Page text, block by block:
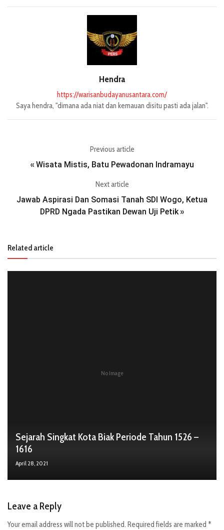
Hendra
https://warisanbudayanusantara.com/
Saya hendra, "dimana ada niat dan kemauan disitu pasti ada jalan".
Previous article
« Wisata Mistis, Batu Pewadonan Indramayu
Next article
Jawab Aspirasi Dan Somasi Tanah SDI Wogo, Ketua
DPRD Ngada Pastikan Dewan Uji Petik »
Related article
No Image
Sejarah Singkat Kota Biak Periode Tahun 1526 –
1616
April 28, 2021
Leave a Reply
Your email address will not be published. Required fields are marked *